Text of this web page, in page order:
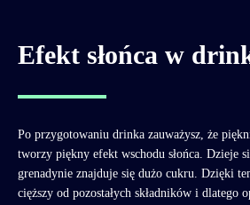
Efekt słońca w
Po przygotowaniu drinka zauważysz, że
tworzy piękny efekt wschodu słońca. Dzieje
grenadynie znajduje się dużo cukru. Dzięki
cięższy od pozostałych składników i dlatego